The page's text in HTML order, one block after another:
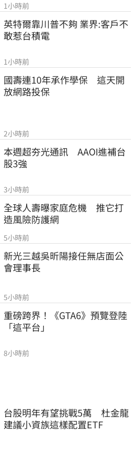
1小時前
英特爾靠川普不夠 業界:客戶不
敢惹台積電
1小時前
國壽連10年承作學保　這天開
放網路投保
2小時前
本週超夯光通訊　AAOI進補台
股3強
3小時前
全球人壽曝家庭危機　推它打
造風險防護網
5小時前
新光三越吳昕陽接任無店面公
會理事長
5小時前
重磅跨界！《GTA6》預覽登陸
「這平台」
8小時前
台股明年有望挑戰5萬 杜金龍
建議小資族這樣配置ETF